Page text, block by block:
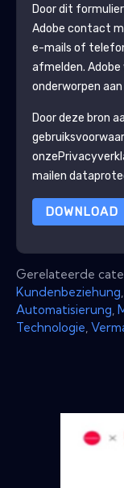
Door dit
Adobe contact
e-mails of
afmelden. Adobe
onderworpen
Door deze bron
onze
mailen
DOWNLOAD
Gerelateerde
Kundenbeziehung
Automatisierung
Technologie